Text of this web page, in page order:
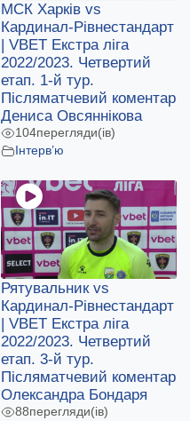
МСК Харків vs
Кардинал-Рівнестандарт
| VBET Екстра ліга
2022/2023. Четвертий
етап. 1-й тур.
Післяматчевий коментар
Дениса Овсяннікова
104перегляди(ів)
Інтерв’ю
Рятувальник vs
Кардинал-Рівнестандарт
| VBET Екстра ліга
2022/2023. Четвертий
етап. 3-й тур.
Післяматчевий коментар
Олександра Бондаря
88перегляди(ів)